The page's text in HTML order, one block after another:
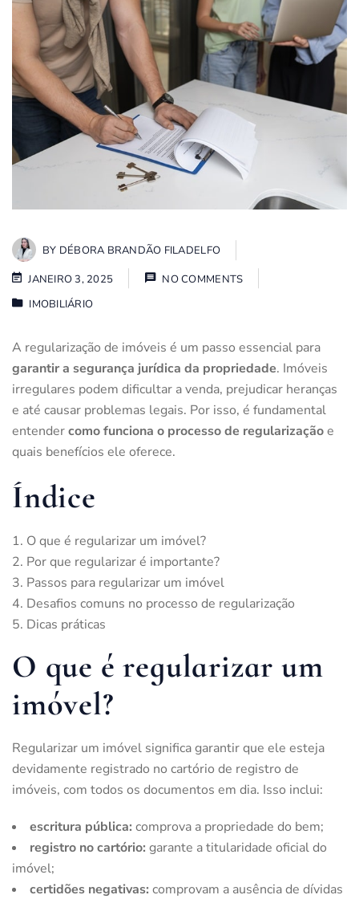
BY DÉBORA BRANDÃO FILADELFO
JANEIRO 3, 2025
NO COMMENTS
IMOBILIÁRIO
A regularização de imóveis é um passo essencial para
garantir a segurança jurídica da propriedade. Imóveis
irregulares podem dificultar a venda, prejudicar heranças
e até causar problemas legais. Por isso, é fundamental
entendercomo funciona o processo de regularizaçãoe
quais benefícios ele oferece.
Índice
O que é regularizar um imóvel?
Por que regularizar é importante?
Passos para regularizar um imóvel
Desafios comuns no processo de regularização
Dicas práticas
O que é regularizar um
imóvel?
Regularizar um imóvel significa garantir que ele esteja
devidamente registrado no cartório de registro de
imóveis, com todos os documentos em dia. Isso inclui:
escritura pública: comprova a propriedade do bem;
registro no cartório: garante a titularidade oficial do
imóvel;
certidões negativas: comprovam a ausência de dívidas